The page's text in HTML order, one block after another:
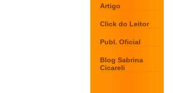
Artigo
Click do Leitor
Publ. Oficial
Blog Sabrina
Cicareli